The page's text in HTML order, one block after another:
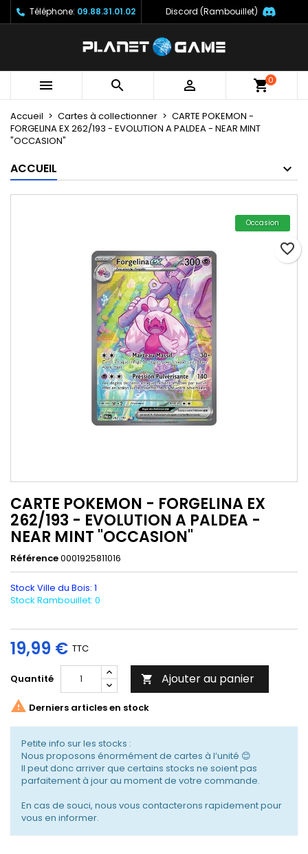
Téléphone: 09.88.31.01.02 Discord (Rambouillet)
   0
Accueil Cartes à collectionner
CARTE POKEMON -
FORGELINA EX 262/193 - EVOLUTION A PALDEA - NEAR MINT
"OCCASION"
ACCUEIL
Occasion
CARTE POKEMON - FORGELINA EX
262/193 - EVOLUTION A PALDEA -
NEAR MINT "OCCASION"
Référence0001925811016
Stock Ville du Bois: 1
Stock Rambouillet: 0
19,99 € TTC
Quantité  Ajouter au panier
favorite_border
 Derniers articles en stock
Petite info sur les stocks :
Nous proposons énormément de cartes à l’unité 😊
Il peut donc arriver que certains stocks ne soient pas
parfaitement à jour au moment de votre commande.
En cas de souci, nous vous contacterons rapidement pour
vous en informer.
Mes listes ×
Créer une nouvelle liste
Créer une liste d'envies ×
Nom de la liste d'envies
Annuler Créer une liste d'envies
Connexion ×
à votre liste d'envies.
Annuler Connexion